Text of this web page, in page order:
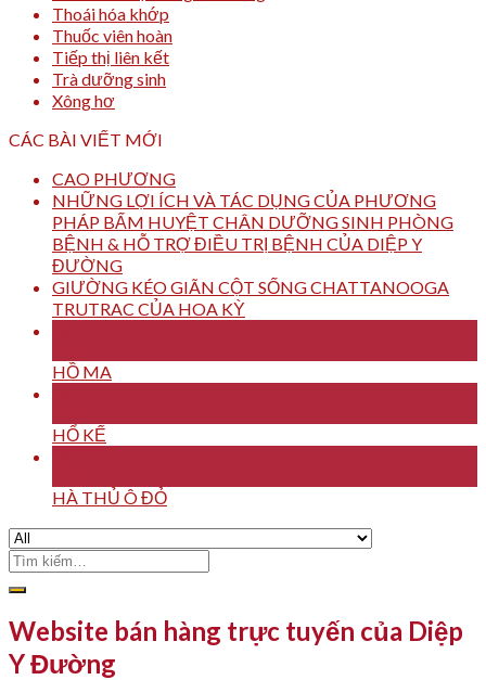
Thoái hóa khớp
Thuốc viên hoàn
Tiếp thị liên kết
Trà dưỡng sinh
Xông hơ
CÁC BÀI VIẾT MỚI
CAO PHƯƠNG
NHỮNG LỢI ÍCH VÀ TÁC DỤNG CỦA PHƯƠNG
PHÁP BẤM HUYỆT CHÂN DƯỠNG SINH PHÒNG
BỆNH & HỖ TRỢ ĐIỀU TRỊ BỆNH CỦA DIỆP Y
ĐƯỜNG
GIƯỜNG KÉO GIÃN CỘT SỐNG CHATTANOOGA
TRUTRAC CỦA HOA KỲ
HỒ MA
HỔ KẾ
HÀ THỦ Ô ĐỎ
Tìm
kiếm:
Website bán hàng trực tuyến của Diệp
Y Đường